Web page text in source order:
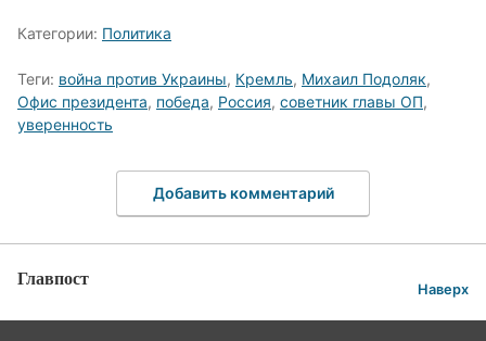
Категории: Политика
Теги: война против Украины, Кремль, Михаил Подоляк,
Офис президента, победа, Россия, советник главы ОП,
уверенность
Добавить комментарий
Главпост Наверх